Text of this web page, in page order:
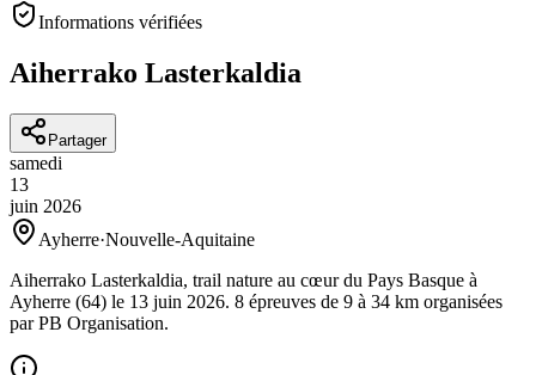
Informations vérifiées
Aiherrako Lasterkaldia
Partager
samedi
13
juin 2026
Ayherre·Nouvelle-Aquitaine
Aiherrako Lasterkaldia, trail nature au cœur du Pays Basque à
Ayherre (64) le 13 juin 2026. 8 épreuves de 9 à 34 km organisées
par PB Organisation.